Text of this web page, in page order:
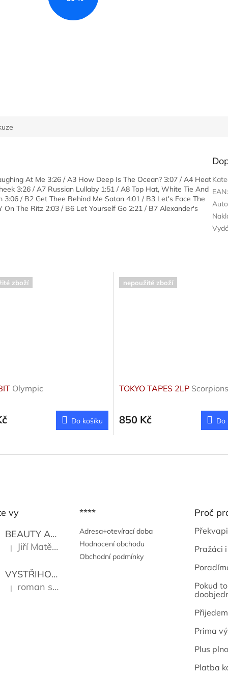
At Me 3:26 / A3 How Deep Is The Ocean? 3:07 / A4 Heat
3:26 / A7 Russian Lullaby 1:51 / A8 Top Hat, White Tie And
/ B2 Get Thee Behind Me Satan 4:01 / B3 Let's Face The
The Ritz 2:03 / B6 Let Yourself Go 2:21 / B7 Alexander's
EAN:
zboží
Olympic
Do košíku
nepoužité zboží
TOKYO TAPES 2LP Scorpions
850 Kč Do
vy
BEAUTY AND THE BEAT
Go Go's
Hodnocení produktu je 5 z 5 hvězdiček.
| Jiří Matějů
VYSTŘIHOVÁNKY - PRAŽSKÉ PAMÁTKY Kropáček
Hodnocení produktu je 5 z 5 hvězdiček.
| roman sekanina
****
Adresa+otevírací doba
Hodnocení obchodu
Obchodní podmínky
Proč
Pražáci
Pokud
Prima
Plus
Platba